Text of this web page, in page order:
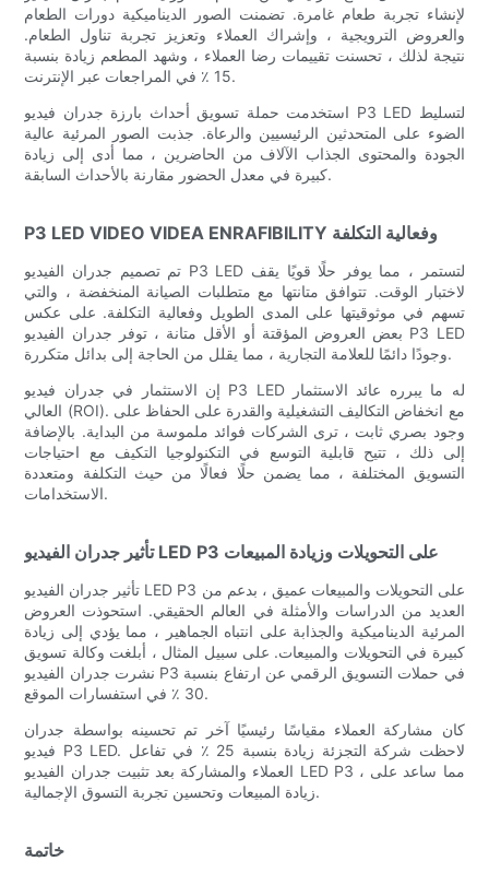
لإنشاء تجربة طعام غامرة. تضمنت الصور الديناميكية دورات الطعام
والعروض الترويجية ، وإشراك العملاء وتعزيز تجربة تناول الطعام.
نتيجة لذلك ، تحسنت تقييمات رضا العملاء ، وشهد المطعم زيادة بنسبة
15 ٪ في المراجعات عبر الإنترنت.
استخدمت حملة تسويق أحداث بارزة جدران فيديو P3 LED لتسليط
الضوء على المتحدثين الرئيسيين والرعاة. جذبت الصور المرئية عالية
الجودة والمحتوى الجذاب الآلاف من الحاضرين ، مما أدى إلى زيادة
كبيرة في معدل الحضور مقارنة بالأحداث السابقة.
P3 LED VIDEO VIDEA ENRAFIBILITY وفعالية التكلفة
تم تصميم جدران الفيديو P3 LED لتستمر ، مما يوفر حلًا قويًا يقف
لاختبار الوقت. تتوافق متانتها مع متطلبات الصيانة المنخفضة ، والتي
تسهم في موثوقيتها على المدى الطويل وفعالية التكلفة. على عكس
بعض العروض المؤقتة أو الأقل متانة ، توفر جدران الفيديو P3 LED
وجودًا دائمًا للعلامة التجارية ، مما يقلل من الحاجة إلى بدائل متكررة.
إن الاستثمار في جدران فيديو P3 LED له ما يبرره عائد الاستثمار
العالي (ROI). مع انخفاض التكاليف التشغيلية والقدرة على الحفاظ على
وجود بصري ثابت ، ترى الشركات فوائد ملموسة من البداية. بالإضافة
إلى ذلك ، تتيح قابلية التوسع في التكنولوجيا التكيف مع احتياجات
التسويق المختلفة ، مما يضمن حلًا فعالًا من حيث التكلفة ومتعددة
الاستخدامات.
تأثير جدران الفيديو LED P3 على التحويلات وزيادة المبيعات
تأثير جدران الفيديو LED P3 على التحويلات والمبيعات عميق ، بدعم من
العديد من الدراسات والأمثلة في العالم الحقيقي. استحوذت العروض
المرئية الديناميكية والجذابة على انتباه الجماهير ، مما يؤدي إلى زيادة
كبيرة في التحويلات والمبيعات. على سبيل المثال ، أبلغت وكالة تسويق
نشرت جدران الفيديو P3 في حملات التسويق الرقمي عن ارتفاع بنسبة
30 ٪ في استفسارات الموقع.
كان مشاركة العملاء مقياسًا رئيسيًا آخر تم تحسينه بواسطة جدران
فيديو P3 LED. لاحظت شركة التجزئة زيادة بنسبة 25 ٪ في تفاعل
العملاء والمشاركة بعد تثبيت جدران الفيديو LED P3 ، مما ساعد على
زيادة المبيعات وتحسين تجربة التسوق الإجمالية.
خاتمة